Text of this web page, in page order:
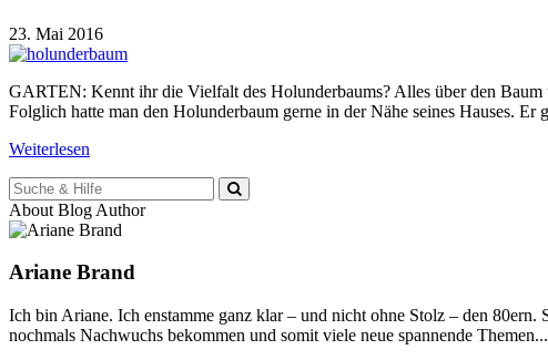
23. Mai 2016
GARTEN: Kennt ihr die Vielfalt des Holunderbaums? Alles über den
Folglich hatte man den Holunderbaum gerne in der Nähe seines Hauses.
Weiterlesen
Suche
für:
About Blog Author
Ariane Brand
Ich bin Ariane. Ich enstamme ganz klar – und nicht ohne Stolz – den
nochmals Nachwuchs bekommen und somit viele neue spannende Themen...